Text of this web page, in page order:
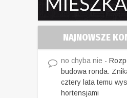
NAJNOWSZE
no chyba nie -
budowa ronda.
cztery lata temu
hortensjami